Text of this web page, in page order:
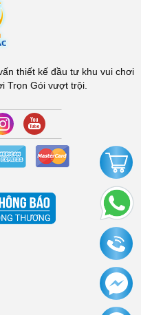
thiết kế đầu tư khu vui chơi
Trọn Gói vượt trội.